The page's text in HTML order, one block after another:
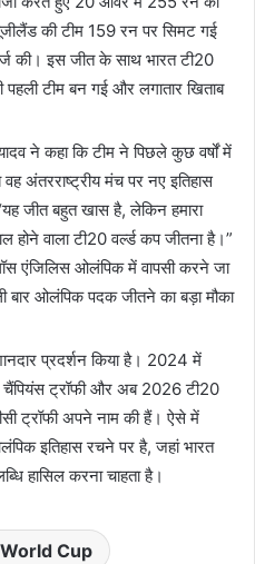
की टीम 159 रन पर सिमट गई
की। इस जीत के साथ भारत टी20
पहली टीम बन गई और लगातार खिताब
ने कहा कि टीम ने पिछले कुछ वर्षों में
अंतरराष्ट्रीय मंच पर नए इतिहास
जीत बहुत खास है, लेकिन हमारा
वाला टी20 वर्ल्ड कप जीतना है।”
एंजिलिस ओलंपिक में वापसी करने जा
बार ओलंपिक पदक जीतने का बड़ा मौका
प्रदर्शन किया है। 2024 में
ट्रॉफी और अब 2026 टी20
ट्रॉफी अपने नाम की हैं। ऐसे में
इतिहास रचने पर है, जहां भारत
हासिल करना चाहता है।
Cup